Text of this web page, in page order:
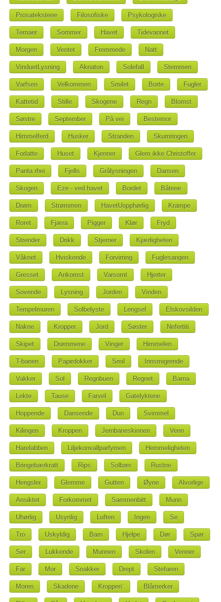
Prosatekstene Filosofiske Psykologiske
Temaer Sommer Havet Tidevannet
Morgen Ventet Fremmede Natt
VinduetLysning Aknaton Solefall Stemmen
Varfsen Velkommen Smilet Borte Fugler
Kattetid Stille Skogene Regn Blomst
Søstre September På vei Bestemor
Himmelferd Husker Stranden Skumringen
Forlatte Huset Kjenner Glem ikke Christoffer
Panta rhei Fjells Grålysningen Dansen
Skogen Eze - ved havet Bordet Båtene
Drøm Strømmen HavetUopphørlig Krampe
Roret Fjæra Pigger Klør Fryd
Strender Drikk Stjerner Kjærligheten
Våknet Hviskende Forvirring Fuglesangen
Gresset Ankomst Varsomt Hjerter
Sovende Lysning Jorden Vinden
Tempelmuren Solbelyste Lengsel Elskovsilden
Nakne Kropper Jord Søster Nefertiti
Skipet Drømmene Vinger Himmelen
T-banen Papirdokker Smil Innsmigrende
Vakker Sol Regnbuen Regnet Barna
Lekte Tause Farvel Gatelyktene
Hoppende Dansende Dun Svimmel
Kilingen Kroppen Jernbaneskinnen Venn
Harelabben Liljekonvallparfymen Hemmeligheten
Bringebærkratt Rips Solbær Rustne
Hengsler Glemme Gutten Øyne Alvorlige
Ansiktet Forkommet Sammenbitt Munn
Uhørlig Usynlig Luften Ingen Se
Tro Uskyldig Barn Hjelpe Dør Spør
Ser Lukkende Munnen Skolen Venner
Far Mor Snakker Drept Stefaren
Moren Skadene Kroppen¨ Blåmerker